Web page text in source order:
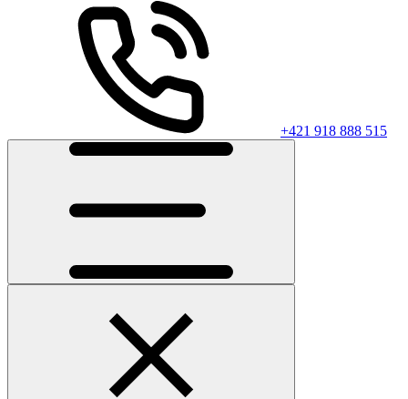
+421 918 888 515